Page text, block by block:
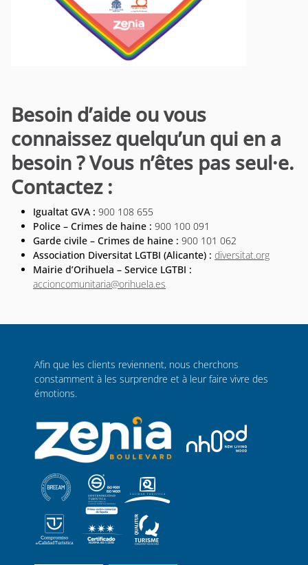
Besoin d’aide ou vous
connaissez quelqu’un qui en a
besoin ? Vous n’êtes pas seul·e.
Contactez :
Igualtat GVA : 900 108 655
Police – Crimes de haine : 900 100 091
Garde civile – Crimes de haine : 900 101 062
Association Diversitat LGTBI (Alicante) : diversitat.org
Mairie d’Orihuela – Service LGTBI :
accioncomunitaria@orihuela.es
Afin que les clients reviennent, nous cherchons
constamment à les surprendre et à leur faire vivre des
émotions.